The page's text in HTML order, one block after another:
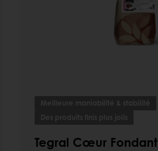
Meilleure maniabilité & stabilité
Des produits finis plus jolis
Tegral Cœur Fondant